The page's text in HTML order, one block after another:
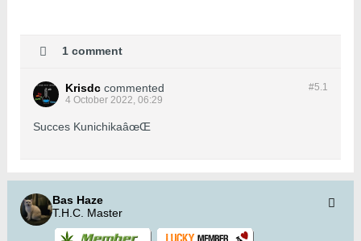
1 comment
#5.1
Krisdc commented
4 October 2022, 06:29
Succes KunichikaâœŒ
Bas Haze
T.H.C. Master